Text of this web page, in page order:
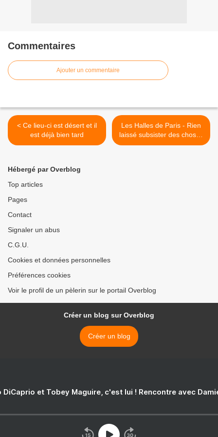
Commentaires
Ajouter un commentaire
< Ce lieu-ci est désert et il
est déjà bien tard
Les Halles de Paris - Rien
laissé subsister des choses
du passé >
Hébergé par Overblog
Top articles
Pages
Contact
Signaler un abus
C.G.U.
Cookies et données personnelles
Préférences cookies
Voir le profil de un pèlerin sur le portail Overblog
Créer un blog sur Overblog
Créer un blog
DiCaprio et Tobey Maguire, c'est lui ! Rencontre avec